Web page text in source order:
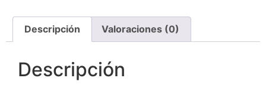
Descripción Valoraciones (0)
Descripción